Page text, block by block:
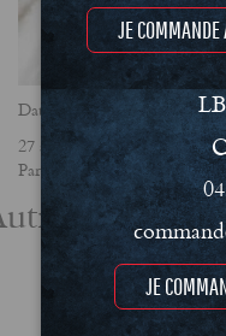
Date
27 août 2021
Partager
actualités
JE
JE